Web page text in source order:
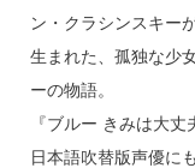
ン・クラシンスキー
生まれた、孤独な少
ーの物語。
『ブルー きみは大
日本語吹替版声優に